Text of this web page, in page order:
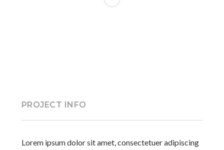
PROJECT INFO
Lorem ipsum dolor sit amet, consectetuer adipiscing